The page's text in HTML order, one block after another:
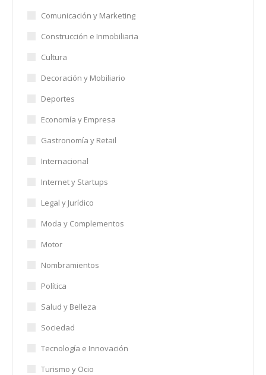
Comunicación y Marketing
Construcción e Inmobiliaria
Cultura
Decoración y Mobiliario
Deportes
Economía y Empresa
Gastronomía y Retail
Internacional
Internet y Startups
Legal y Jurídico
Moda y Complementos
Motor
Nombramientos
Política
Salud y Belleza
Sociedad
Tecnología e Innovación
Turismo y Ocio